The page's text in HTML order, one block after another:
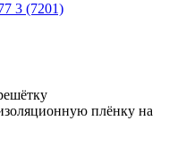
3 (7201)
плёнку на